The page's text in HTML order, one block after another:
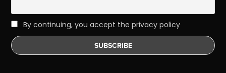
By continuing, you accept the privacy policy